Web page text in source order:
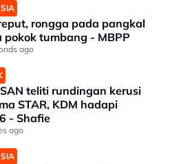
rongga pada pangkal
pokok tumbang - MBPP
ago
teliti rundingan kerusi
STAR, KDM hadapi
- Shafie
ago